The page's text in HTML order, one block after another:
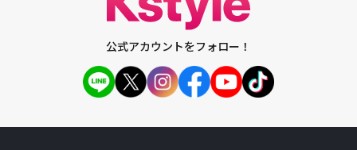
公式アカウントをフォロー！